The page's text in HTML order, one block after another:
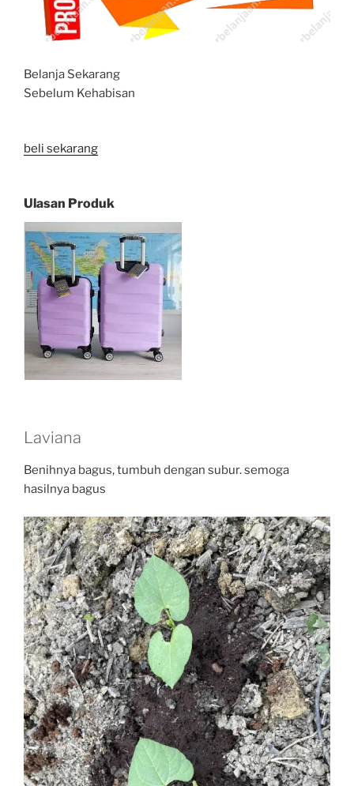
Belanja Sekarang
Sebelum Kehabisan
beli sekarang
Ulasan Produk
Laviana
Benihnya bagus, tumbuh dengan subur. semoga
hasilnya bagus